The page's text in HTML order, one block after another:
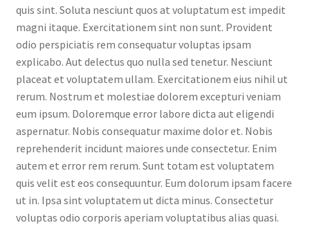
quis sint. Soluta nesciunt quos at voluptatum est impedit
magni itaque. Exercitationem sint non sunt. Provident
odio perspiciatis rem consequatur voluptas ipsam
explicabo. Aut delectus quo nulla sed tenetur. Nesciunt
placeat et voluptatem ullam. Exercitationem eius nihil ut
rerum. Nostrum et molestiae dolorem excepturi veniam
eum ipsum. Doloremque error labore dicta aut eligendi
aspernatur. Nobis consequatur maxime dolor et. Nobis
reprehenderit incidunt maiores unde consectetur. Enim
autem et error rem rerum. Sunt totam est voluptatem
quis velit est eos consequuntur. Eum dolorum ipsam facere
ut in. Ipsa sint voluptatem ut dicta minus. Consectetur
voluptas odio corporis aperiam voluptatibus alias quasi.